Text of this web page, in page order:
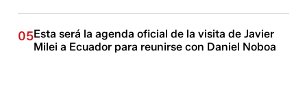
05Esta será la agenda oficial de la visita de Javier
Milei a Ecuador para reunirse con Daniel Noboa